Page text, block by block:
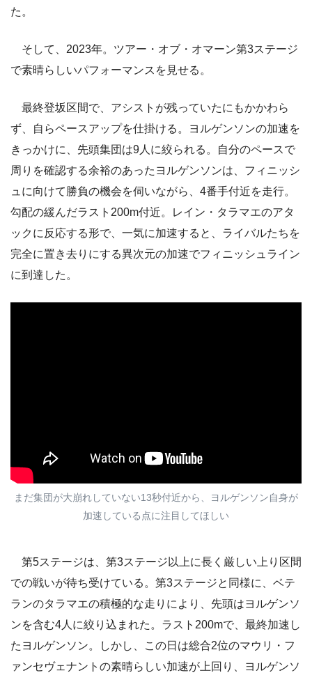
た。
そして、2023年。ツアー・オブ・オマーン第3ステージ
で素晴らしいパフォーマンスを見せる。
最終登坂区間で、アシストが残っていたにもかかわら
ず、自らペースアップを仕掛ける。ヨルゲンソンの加速を
きっかけに、先頭集団は9人に絞られる。自分のペースで
周りを確認する余裕のあったヨルゲンソンは、フィニッシ
ュに向けて勝負の機会を伺いながら、4番手付近を走行。
勾配の緩んだラスト200m付近。レイン・タラマエのアタ
ックに反応する形で、一気に加速すると、ライバルたちを
完全に置き去りにする異次元の加速でフィニッシュライン
に到達した。
まだ集団が大崩れしていない13秒付近から、ヨルゲンソン自身が
加速している点に注目してほしい
第5ステージは、第3ステージ以上に長く厳しい上り区間
での戦いが待ち受けている。第3ステージと同様に、ベテ
ランのタラマエの積極的な走りにより、先頭はヨルゲンソ
ンを含む4人に絞り込まれた。ラスト200mで、最終加速し
たヨルゲンソン。しかし、この日は総合2位のマウリ・フ
ァンセヴェナントの素晴らしい加速が上回り、ヨルゲンソ